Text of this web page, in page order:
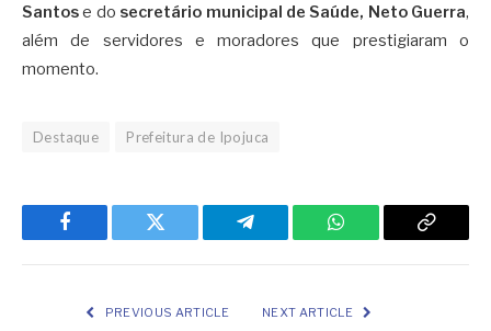
Santose do secretário municipal de Saúde, Neto Guerra,
além de servidores e moradores que prestigiaram o
momento.
Destaque Prefeitura de Ipojuca
Facebook Twitter Telegram WhatsApp Copy
PREVIOUS ARTICLE NEXT ARTICLE